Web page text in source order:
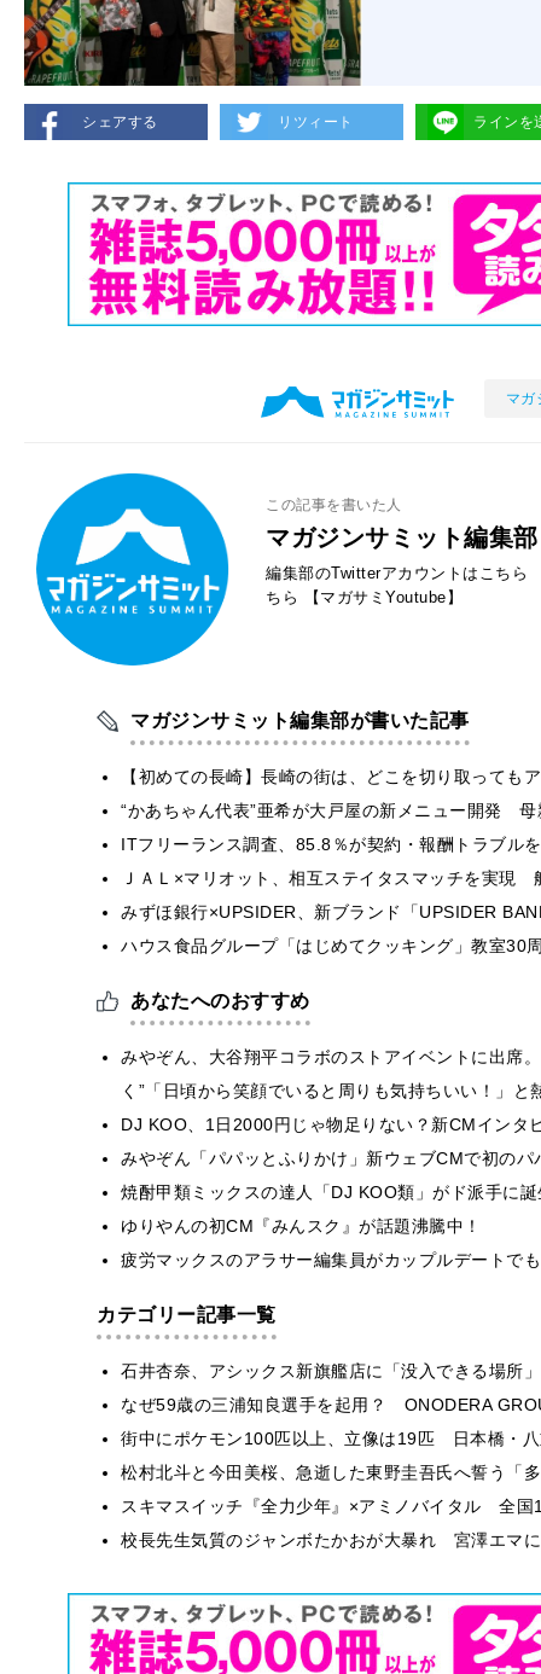
シェアする リツィート ラインを
マガ
この記事を書いた人
マガジンサミット編集部
編集部のTwitterアカウントはこちら
ちら
【マガサミYoutube】
マガジンサミット編集部が書いた記事
【初めての長崎】長崎の街は、どこを切り取って
“かあちゃん代表”亜希が大戸屋の新メニュー開発
ITフリーランス調査、85.8％が契約・報酬トラブ
ＪＡＬ×マリオット、相互ステイタスマッチを実
みずほ銀行×UPSIDER、新ブランド「UPSIDER
ハウス食品グループ「はじめてクッキング」教室
あなたへのおすすめ
みやぞん、大谷翔平コラボのストアイベントに出席
く”「日頃から笑顔でいると周りも気持ちいい！」と
DJ KOO、1日2000円じゃ物足りない？新CMインタ
みやぞん「パパッとふりかけ」新ウェブCMで初の
焼酎甲類ミックスの達人「DJ KOO類」がド派手に
ゆりやんの初CM『みんスク』が話題沸騰中！
疲労マックスのアラサー編集員がカップルデートで
カテゴリー記事一覧
石井杏奈、アシックス新旗艦店に「没入できる場所
なぜ59歳の三浦知良選手を起用？ ONODERA
街中にポケモン100匹以上、立像は19匹 日本橋・
松村北斗と今田美桜、急逝した東野圭吾氏へ誓う「
スキマスイッチ『全力少年』×アミノバイタル 全国
校長先生気質のジャンボたかおが大暴れ 宮澤エマ